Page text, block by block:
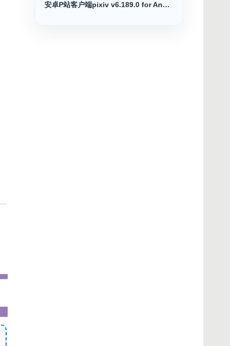
安卓P站客户端pixiv v6.189.0 for Android高级版